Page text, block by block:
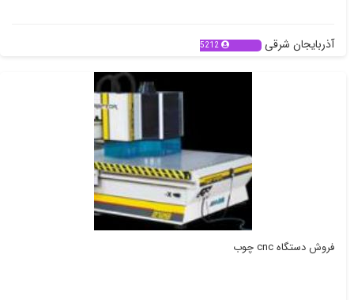
آذربایجان شرقی 5212
فروش دستگاه cnc چوب